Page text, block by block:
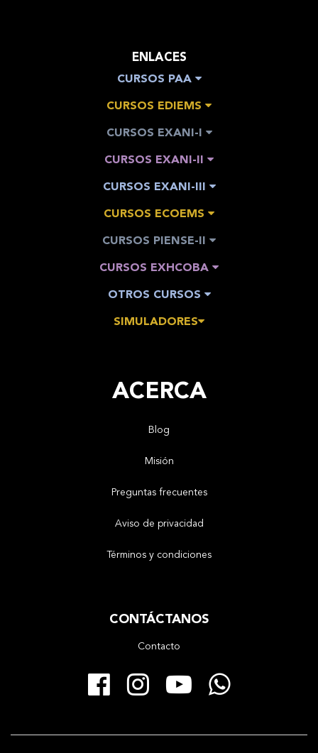
ENLACES
CURSOS PAA
CURSOS EDIEMS
CURSOS EXANI-I
CURSOS EXANI-II
CURSOS EXANI-III
CURSOS ECOEMS
CURSOS PIENSE-II
CURSOS EXHCOBA
OTROS CURSOS
SIMULADORES
ACERCA
Blog
Misión
Preguntas frecuentes
Aviso de privacidad
Términos y condiciones
CONTÁCTANOS
Contacto
Facebook
Instagram
YouTube